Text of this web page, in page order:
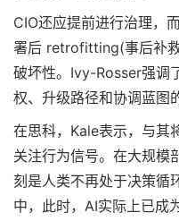
CIO还应提前进行治理，
署后 retrofitting(事后补
破坏性。Ivy-Rosser强调
权、升级路径和协调蓝图
在思科，Kale表示，与其
关注行为信号。在大规模
刻是人类不再处于决策循
中，此时，AI实际上已成